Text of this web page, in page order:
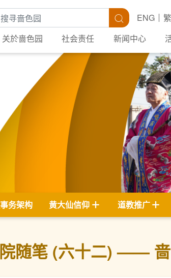
关键字 搜寻ENG
繁
关於啬色园
社会责任 新闻中心
务架构 黄大仙信仰 道教推广
随笔 (六十二) ——